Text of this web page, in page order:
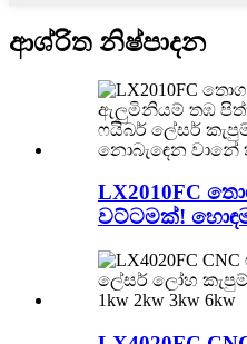
ආශ්රිත නිෂ්පාදන
LX2010FC
වට්ටමක්!